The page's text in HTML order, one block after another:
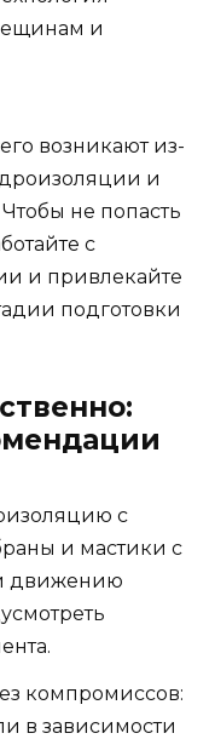
и
возникают из-
и
не попасть
с
и привлекайте
подготовки
с
и мастики с
движению
компромиссов:
в зависимости